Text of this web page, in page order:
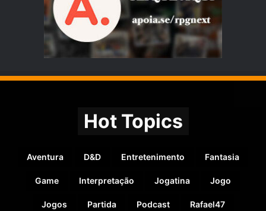
Hot Topics
Aventura D&D Entretenimento Fantasia
Game Interpretação Jogatina Jogo
Jogos Partida Podcast Rafael47